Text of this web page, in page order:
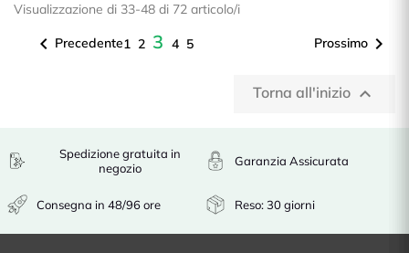
Visualizzazione di 33-48 di 72 articolo/i
 Precedente1 2 3 4 5 Prossimo 
Torna all'inizio 
Spedizione gratuita in
negozio
Consegna in 48/96 ore
Garanzia Assicurata
Reso: 30 giorni